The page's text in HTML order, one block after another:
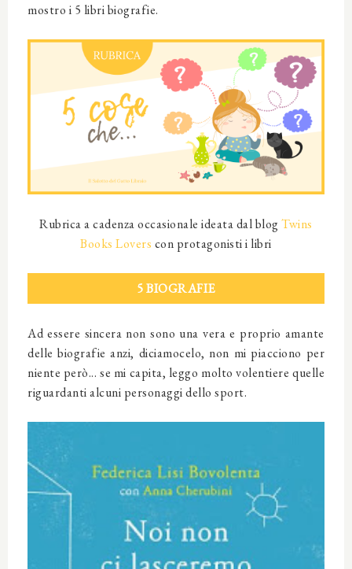
mostro i 5 libri biografie.
Rubrica a cadenza occasionale ideata dal blogTwins
Books Lovers con protagonisti i libri
5 BIOGRAFIE
Ad essere sincera non sono una vera e proprio amante
delle biografie anzi, diciamocelo, non mi piacciono per
niente però... se mi capita, leggo molto volentiere quelle
riguardanti alcuni personaggi dello sport.